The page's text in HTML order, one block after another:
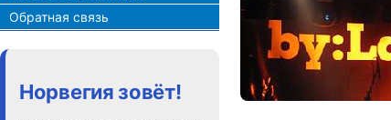
Обратная связь
Норвегия зовёт!